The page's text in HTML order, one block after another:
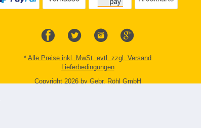
* Alle Preise inkl. MwSt. evtl. zzgl. Versand
Lieferbedingungen
Copyright 2026 by Gebr. Röhl GmbH